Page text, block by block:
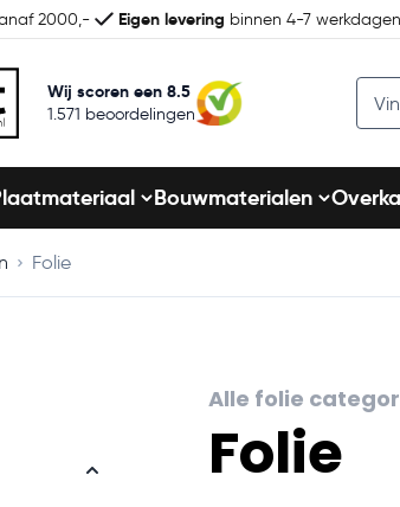
2000,- Eigen levering binnen 4-7 werkdagen
Wij scoren een 8.5
1.571 beoordelingen
Bouwmaterialen
Folie
Alle folie
Folie